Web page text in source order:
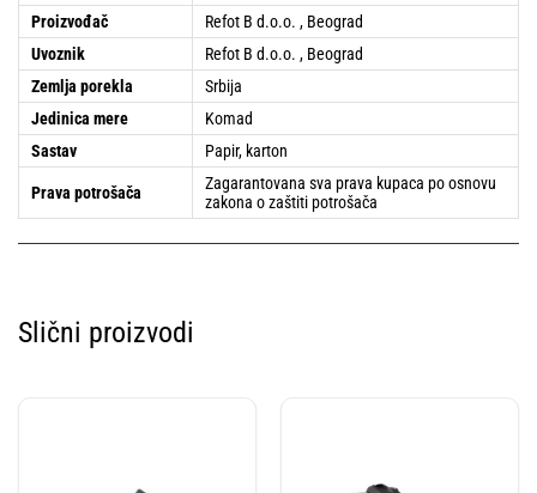
Proizvođač
Refot B d.o.o. , Beograd
Uvoznik
Refot B d.o.o. , Beograd
Zemlja porekla
Srbija
Jedinica mere
Komad
Sastav
Papir, karton
Prava potrošača
Zagarantovana sva prava kupaca po osnovu
zakona o zaštiti potrošača
Slični proizvodi